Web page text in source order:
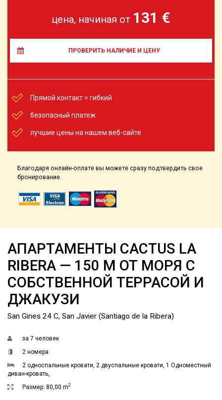
цена, начиная от 131 €
ПРОВЕРИТЬ НАЛИЧИЕ И ЦЕНУ
Прямой контакт = гибкий
безопасный платеж
лучшие цены на нашем веб-сайте
Благодаря онлайн-оплате вы можете сразу подтвердить свое
бронирование.
АПАРТАМЕНТЫ CACTUS LA
RIBERA — 150 М ОТ МОРЯ С
СОБСТВЕННОЙ ТЕРРАСОЙ И
ДЖАКУЗИ
San Gines 24 C, San Javier (Santiago de la Ribera)
за 7 человек
2 номера
2 односпальные кровати, 2 двуспальные кровати, 1 Одноместный
диван-кровать,
Размер: 80,00 m2